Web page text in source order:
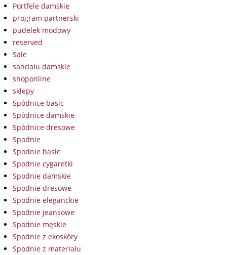
Portfele damskie
program partnerski
pudelek modowy
reserved
Sale
sandału damskie
shoponline
sklepy
Spódnice basic
Spódnice damskie
Spódnice dresowe
Spodnie
Spodnie basic
Spodnie cygaretki
Spodnie damskie
Spodnie dresowe
Spodnie eleganckie
Spodnie jeansowe
Spodnie męskie
Spodnie z ekoskóry
Spodnie z materiału